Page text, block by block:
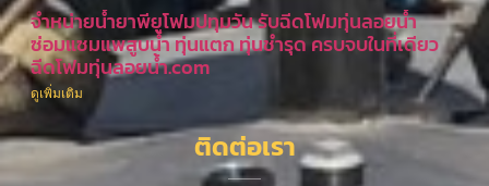
จำหน่ายน้ำยาพียูโฟมปทุมวัน รับฉีดโฟมทุ่นลอยน้ำ
ซ่อมแซมแพสูบน้ำ ทุ่นแตก ทุ่นชำรุด ครบจบในที่เดียว
ฉีดโฟมทุ่นลอยน้ำ.com
ดูเพิ่มเติม
ติดต่อเรา